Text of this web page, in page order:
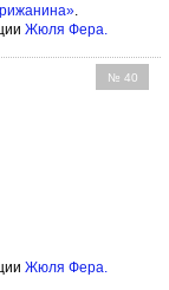
Жюля Фера
№ 40
Жюля Фера